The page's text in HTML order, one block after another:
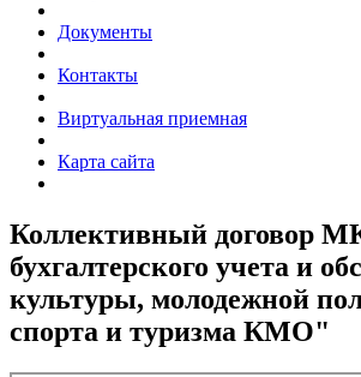
Документы
Контакты
Виртуальная приемная
Карта сайта
Коллективный договор
бухгалтерского учета и
культуры, молодежной
спорта и туризма КМО"